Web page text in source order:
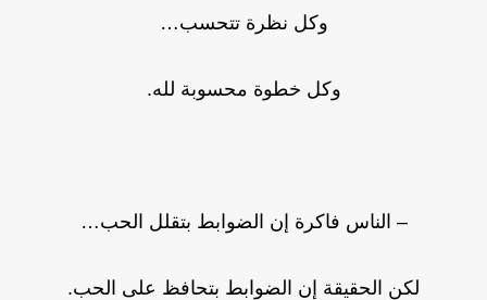
وكل نظرة تتحسب…
وكل خطوة محسوبة لله.
– الناس فاكرة إن الضوابط بتقلل الحب…
لكن الحقيقة إن الضوابط بتحافظ على الحب.